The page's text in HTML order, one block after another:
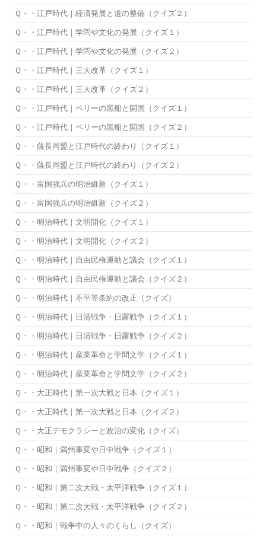
Ｑ・・江戸時代｜経済発展と道の整備（クイズ２）
Ｑ・・江戸時代｜学問や文化の発展（クイズ１）
Ｑ・・江戸時代｜学問や文化の発展（クイズ２）
Ｑ・・江戸時代｜三大改革（クイズ１）
Ｑ・・江戸時代｜三大改革（クイズ２）
Ｑ・・江戸時代｜ペリーの黒船と開国（クイズ１）
Ｑ・・江戸時代｜ペリーの黒船と開国（クイズ２）
Ｑ・・薩長同盟と江戸時代の終わり（クイズ１）
Ｑ・・薩長同盟と江戸時代の終わり（クイズ２）
Ｑ・・富国強兵の明治維新（クイズ１）
Ｑ・・富国強兵の明治維新（クイズ２）
Ｑ・・明治時代｜文明開化（クイズ１）
Ｑ・・明治時代｜文明開化（クイズ２）
Ｑ・・明治時代｜自由民権運動と議会（クイズ１）
Ｑ・・明治時代｜自由民権運動と議会（クイズ２）
Ｑ・・明治時代｜不平等条約の改正（クイズ）
Ｑ・・明治時代｜日清戦争・日露戦争（クイズ１）
Ｑ・・明治時代｜日清戦争・日露戦争（クイズ２）
Ｑ・・明治時代｜産業革命と学問文学（クイズ１）
Ｑ・・明治時代｜産業革命と学問文学（クイズ２）
Ｑ・・大正時代｜第一次大戦と日本（クイズ１）
Ｑ・・大正時代｜第一次大戦と日本（クイズ２）
Ｑ・・大正デモクラシーと政治の変化（クイズ）
Ｑ・・昭和｜満州事変や日中戦争（クイズ１）
Ｑ・・昭和｜満州事変や日中戦争（クイズ２）
Ｑ・・昭和｜第二次大戦・太平洋戦争（クイズ１）
Ｑ・・昭和｜第二次大戦・太平洋戦争（クイズ２）
Ｑ・・昭和｜戦争中の人々のくらし（クイズ）